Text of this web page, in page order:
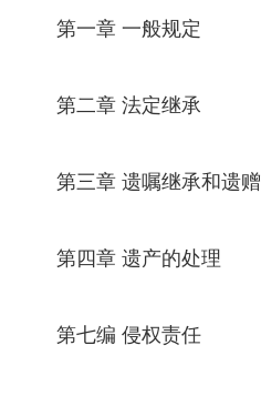
第一章 一般规定
第二章 法定继承
第三章 遗嘱继承和遗赠
第四章 遗产的处理
第七编 侵权责任